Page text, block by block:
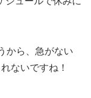
から、急がない
ないですね！